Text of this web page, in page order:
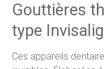
Gouttières
type
Ces appareils